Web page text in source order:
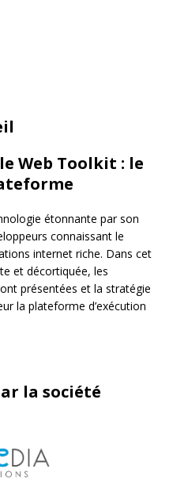
Web Toolkit : le
étonnante par son
connaissant le
internet riche. Dans cet
et décortiquée, les
présentées et la stratégie
la plateforme d’exécution
la société